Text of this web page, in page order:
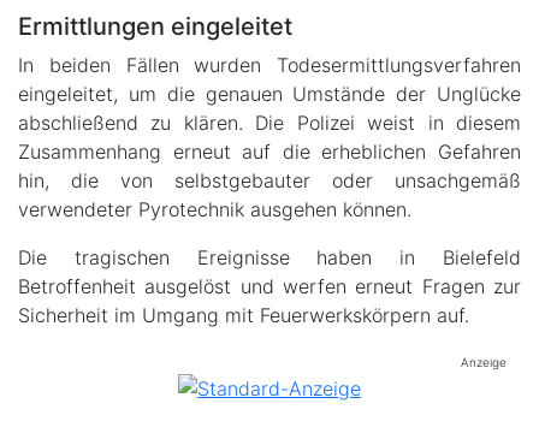
Ermittlungen eingeleitet
In beiden Fällen wurden Todesermittlungsverfahren
eingeleitet, um die genauen Umstände der Unglücke
abschließend zu klären. Die Polizei weist in diesem
Zusammenhang erneut auf die erheblichen Gefahren
hin, die von selbstgebauter oder unsachgemäß
verwendeter Pyrotechnik ausgehen können.
Die tragischen Ereignisse haben in Bielefeld
Betroffenheit ausgelöst und werfen erneut Fragen zur
Sicherheit im Umgang mit Feuerwerkskörpern auf.
Anzeige